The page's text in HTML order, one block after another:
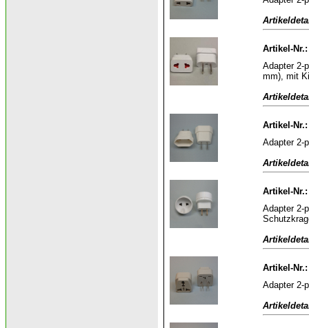
Artikel-Nr.:
Adapter 2-
mm), mit
Artikel-Nr.:
Adapter 2-
Artikel-Nr.:
Adapter 2-
Artikel-Nr.:
Adapter 2-